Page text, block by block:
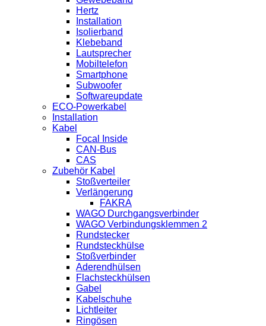
Hertz
Installation
Isolierband
Klebeband
Lautsprecher
Mobiltelefon
Smartphone
Subwoofer
Softwareupdate
ECO-Powerkabel
Installation
Kabel
Focal Inside
CAN-Bus
CAS
Zubehör Kabel
Stoßverteiler
Verlängerung
FAKRA
WAGO Durchgangsverbinder
WAGO Verbindungsklemmen 2
Rundstecker
Rundsteckhülse
Stoßverbinder
Aderendhülsen
Flachsteckhülsen
Gabel
Kabelschuhe
Lichtleiter
Ringösen